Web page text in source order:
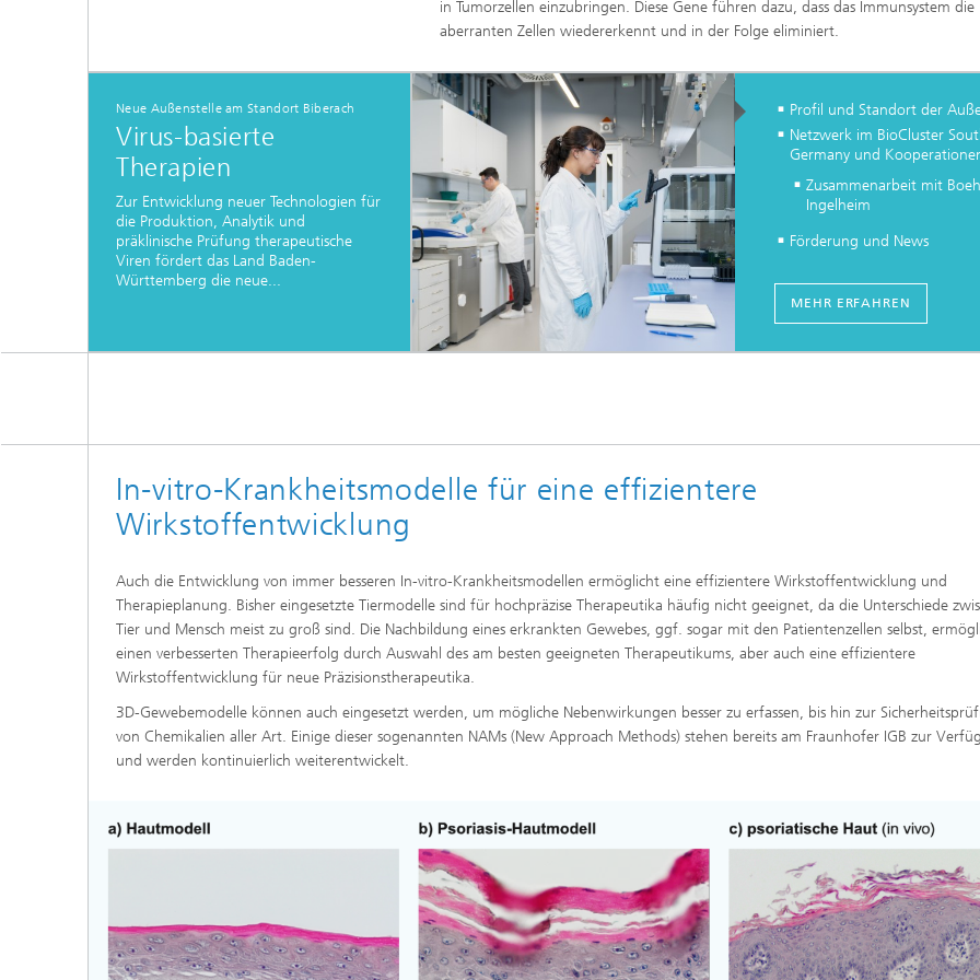
in Tumorzellen einzubringen. Diese Gene führen dazu, dass das Immunsystem die
aberranten Zellen wiedererkennt und in der Folge eliminiert.
Neue Außenstelle am Standort Biberach
Virus-basierte
Therapien
Zur Entwicklung neuer Technologien für
die Produktion, Analytik und
präklinische Prüfung therapeutische
Viren fördert das Land Baden-
Württemberg die neue...
Profil und Standort der
Netzwerk im BioCluster
Germany und
Zusammenarbeit mit
Ingelheim
Förderung und News
MEHR ERFAHREN
In-vitro-Krankheitsmodelle für eine effizientere
Wirkstoffentwicklung
Auch die Entwicklung von immer besseren In-vitro-Krankheitsmodellen ermöglicht eine effizientere Wirkstoffentwicklung und
Therapieplanung. Bisher eingesetzte Tiermodelle sind für hochpräzise Therapeutika häufig nicht geeignet, da die Unterschiede
Tier und Mensch meist zu groß sind. Die Nachbildung eines erkrankten Gewebes, ggf. sogar mit den Patientenzellen selbst,
einen verbesserten Therapieerfolg durch Auswahl des am besten geeigneten Therapeutikums, aber auch eine effizientere
Wirkstoffentwicklung für neue Präzisionstherapeutika.
3D-Gewebemodelle können auch eingesetzt werden, um mögliche Nebenwirkungen besser zu erfassen, bis hin zur
von Chemikalien aller Art. Einige dieser sogenannten NAMs (New Approach Methods) stehen bereits am Fraunhofer IGB zur
und werden kontinuierlich weiterentwickelt.